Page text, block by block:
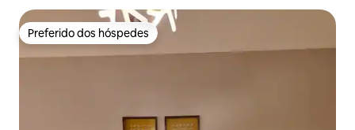
Preferido dos hóspedes
Preferido dos hóspedes